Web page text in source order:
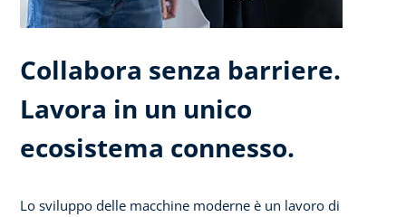
Collabora senza barriere.
Lavora in un unico
ecosistema connesso.
Lo sviluppo delle macchine moderne è un lavoro di